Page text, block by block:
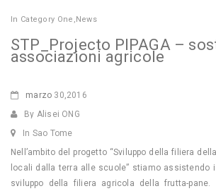
In Category One ,News
STP_Projecto PIPAGA –
associazioni agricole
marzo 30,2016
By Alisei ONG
In Sao Tome
Nell’ambito del progetto “Sviluppo della filiera
locali dalla terra alle scuole” stiamo assistendo
sviluppo della filiera agricola della frutta-pane.